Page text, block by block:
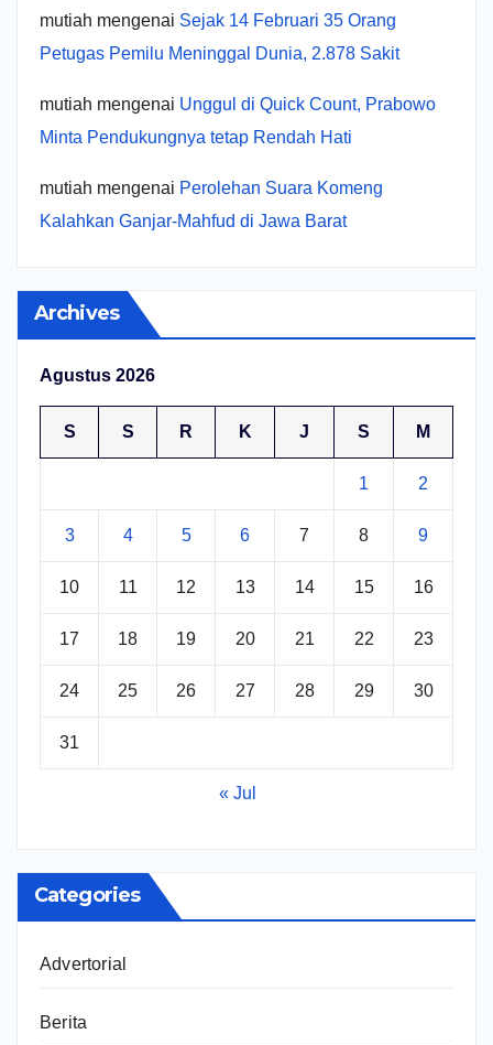
mutiah mengenai Sejak 14 Februari 35 Orang
Petugas Pemilu Meninggal Dunia, 2.878 Sakit
mutiah mengenai Unggul di Quick Count, Prabowo
Minta Pendukungnya tetap Rendah Hati
mutiah mengenai Perolehan Suara Komeng
Kalahkan Ganjar-Mahfud di Jawa Barat
Archives
Agustus 2026
S S R K J S M
1 2
3 4 5 6 7 8 9
10 11 12 13 14 15 16
17 18 19 20 21 22 23
24 25 26 27 28 29 30
31
« Jul
Categories
Advertorial
Berita